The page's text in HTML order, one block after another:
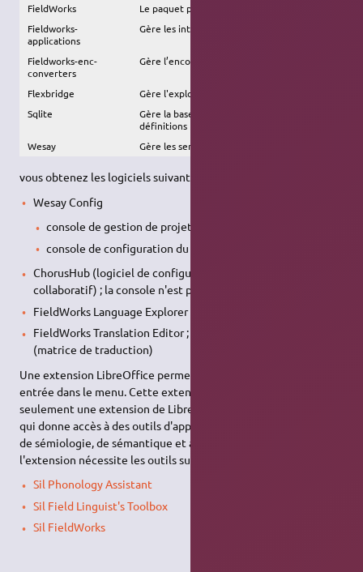
FieldWorks
Le paquet principal
Fieldworks-
applications
Gère les interactions entre les applications
Fieldworks-enc-
converters
Gère l’encodage des fichiers de phonèmes
Flexbridge
Gère l'explorateur de langue
Sqlite
Gère la base de données des mots et leurs
définitions
Wesay
Gère les serveurs local et distant
vous obtenez les logiciels suivants :
Wesay Config
console de gestion de projets linguistiques
console de configuration du serveur local collaboratif
ChorusHub (logiciel de configuration du serveur local
collaboratif) ; la console n'est pas accessible directement ;
FieldWorks Language Explorer
FieldWorks Translation Editor ; logiciel de traduction
(matrice de traduction)
Une extension LibreOffice permet d'y accéder grâce à une
entrée dans le menu. Cette extension « Linguistique » n'est pas
seulement une extension de LibreOffice, mais un pack logiciel
qui donne accès à des outils d'apprentissage de la grammaire,
de sémiologie, de sémantique et à une matrice de traduction ;
l'extension nécessite les outils suivants :
Sil Phonology Assistant
Sil Field Linguist's Toolbox
Sil FieldWorks